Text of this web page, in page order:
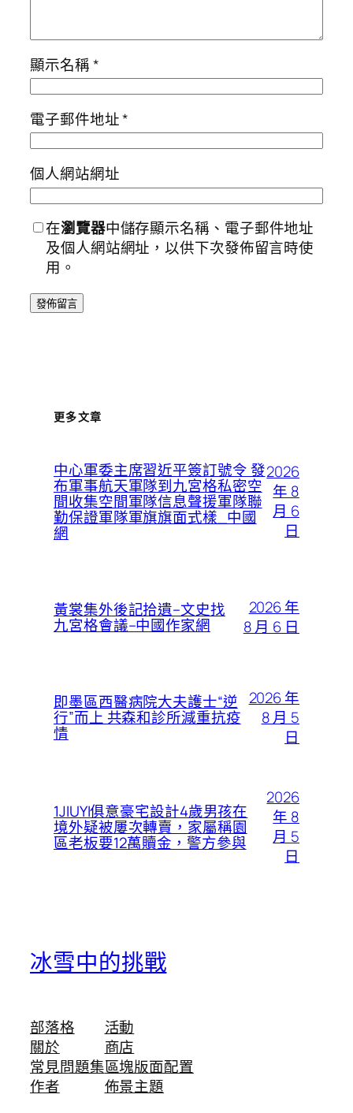
顯示名稱*
電子郵件地址*
個人網站網址
在瀏覽器中儲存顯示名稱、電子郵件地址
及個人網站網址，以供下次發佈留言時使
用。
更多文章
中心軍委主席習近平簽訂號令 發
布軍事航天軍隊到九宮格私密空
間收集空間軍隊信息聲援軍隊聯
勤保證軍隊軍旗旗面式樣_中國
網
2026
年 8
月 6
日
黃裳集外後記拾遺–文史找
九宮格會議–中國作家網
2026 年
8 月 6 日
即墨區西醫病院大夫護士“逆
行”而上 共森和診所減重抗疫
情
2026 年
8 月 5
日
1JIUYI俱意豪宅設計4歲男孩在
境外疑被屢次轉賣，家屬稱園
區老板要12萬贖金，警方參與
2026
年 8
月 5
日
冰雪中的挑戰
部落格
關於
常見問題集
作者
活動
商店
區塊版面配置
佈景主題